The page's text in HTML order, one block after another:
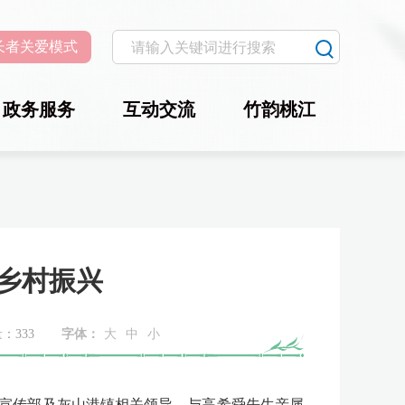
者关爱模式
政务服务 互动交流 竹韵桃江
村振兴
333 字体： 大 中 小